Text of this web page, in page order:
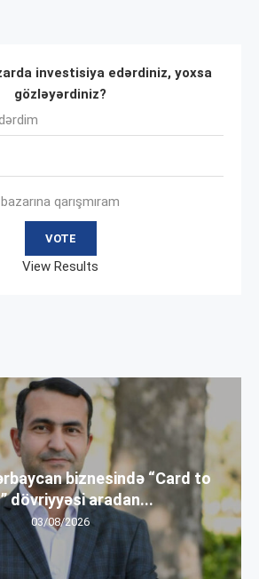
investisiya edərdiniz, yoxsa
gözləyərdiniz?
qarışmıram
View Results
biznesində “Card to
dövriyyəsi aradan...
03/08/2026